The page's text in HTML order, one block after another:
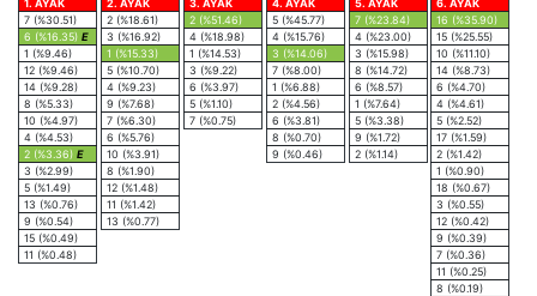
1. AYAK
7 (%30.51)
6 (%16.35) E
1 (%9.46)
12 (%9.46)
14 (%9.28)
8 (%5.33)
10 (%4.97)
4 (%4.53)
2 (%3.36) E
3 (%2.99)
5 (%1.49)
13 (%0.76)
9 (%0.54)
15 (%0.49)
11 (%0.48)
2. AYAK
2 (%18.61)
3 (%16.92)
1 (%15.33)
5 (%10.70)
4 (%9.23)
9 (%7.68)
7 (%6.30)
6 (%5.76)
10 (%3.91)
8 (%1.90)
12 (%1.48)
11 (%1.42)
13 (%0.77)
3. AYAK
2 (%51.46)
4 (%18.98)
1 (%14.53)
3 (%9.22)
6 (%3.97)
5 (%1.10)
7 (%0.75)
4. AYAK
5 (%45.77)
4 (%15.76)
3 (%14.06)
7 (%8.00)
1 (%6.88)
2 (%4.56)
6 (%3.81)
8 (%0.70)
9 (%0.46)
5. AYAK
7 (%23.84)
4 (%23.00)
3 (%15.98)
8 (%14.72)
6 (%8.57)
1 (%7.64)
5 (%3.38)
9 (%1.72)
2 (%1.14)
6. AYAK
16 (%35.90)
15 (%25.55)
10 (%11.10)
14 (%8.73)
6 (%4.70)
4 (%4.61)
5 (%2.52)
17 (%1.59)
2 (%1.42)
1 (%0.90)
18 (%0.67)
3 (%0.55)
12 (%0.42)
9 (%0.39)
7 (%0.36)
11 (%0.25)
8 (%0.19)